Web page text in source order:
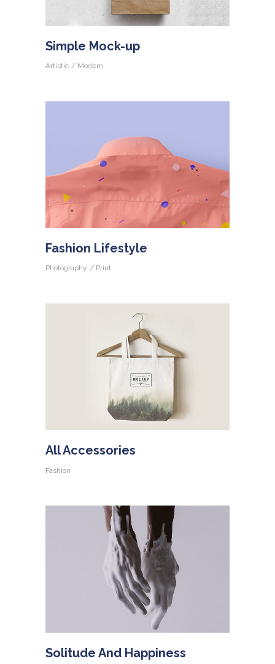
Simple Mock-up
Artistic Modern
Fashion Lifestyle
Photography Print
All Accessories
Fashion
Solitude And Happiness